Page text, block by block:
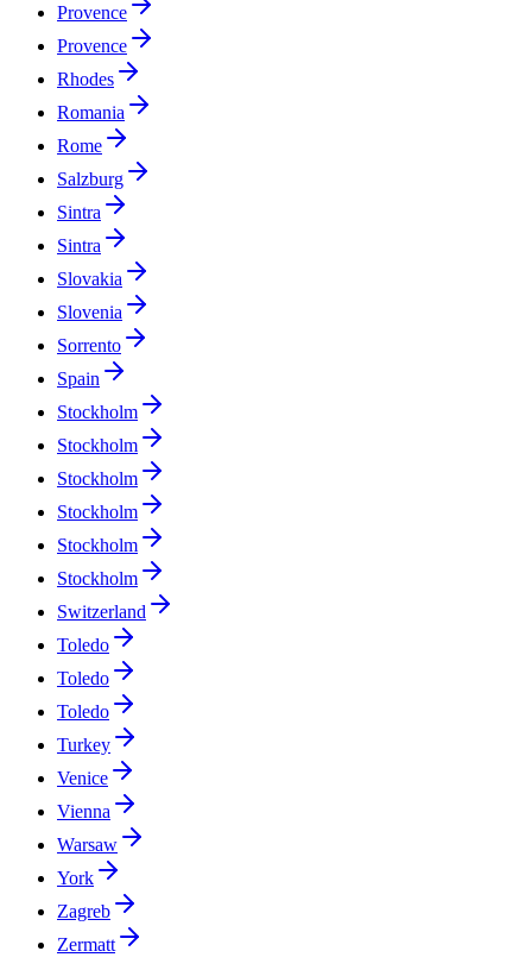
Provence
Provence
Rhodes
Romania
Rome
Salzburg
Sintra
Sintra
Slovakia
Slovenia
Sorrento
Spain
Stockholm
Stockholm
Stockholm
Stockholm
Stockholm
Stockholm
Switzerland
Toledo
Toledo
Toledo
Turkey
Venice
Vienna
Warsaw
York
Zagreb
Zermatt